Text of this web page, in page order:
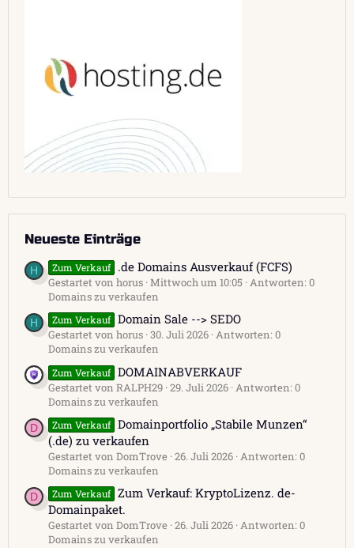
Neueste Einträge
H Zum Verkauf .de Domains Ausverkauf (FCFS)
Gestartet von horus Mittwoch um 10:05 Antworten: 0
Domains zu verkaufen
H Zum Verkauf Domain Sale --> SEDO
Gestartet von horus 30. Juli 2026 Antworten: 0
Domains zu verkaufen
Zum Verkauf DOMAINABVERKAUF
Gestartet von RALPH29 29. Juli 2026 Antworten: 0
Domains zu verkaufen
D Zum Verkauf Domainportfolio „Stabile Munzen“
(.de) zu verkaufen
Gestartet von DomTrove 26. Juli 2026 Antworten: 0
Domains zu verkaufen
D Zum Verkauf Zum Verkauf: KryptoLizenz. de-
Domainpaket.
Gestartet von DomTrove 26. Juli 2026 Antworten: 0
Domains zu verkaufen